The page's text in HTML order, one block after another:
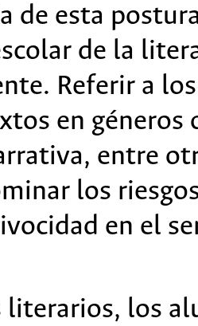
de esta
de la
Referir a
en
entre
los
en el
literarios, los